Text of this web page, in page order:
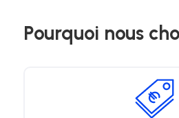
Pourquoi nous